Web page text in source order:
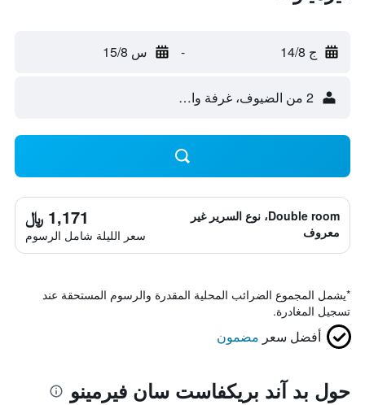
ج 14/8 - س 15/8
2 من الضيوف، غرفة واحدة
Double room، نوع السرير غير
معروف
1,171 ﷼
سعر الليلة شامل الرسوم
*يشمل المجموع الضرائب المحلية المقدرة والرسوم المستحقة عند
تسجيل المغادرة.
أفضل سعر مضمون
حول بد آند بريكفاست سان فيرمينو